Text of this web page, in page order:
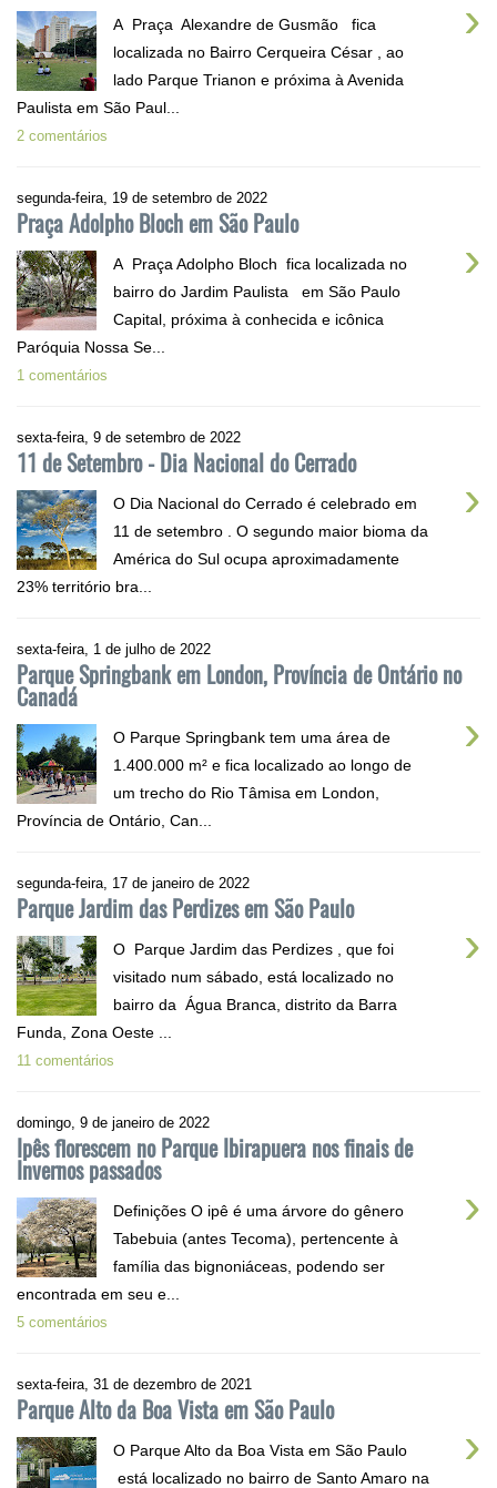
›
A Praça Alexandre de Gusmão fica
localizada no Bairro Cerqueira César , ao
lado Parque Trianon e próxima à Avenida
Paulista em São Paul...
2 comentários
segunda-feira, 19 de setembro de 2022
Praça Adolpho Bloch em São Paulo
›
A Praça Adolpho Bloch fica localizada no
bairro do Jardim Paulista em São Paulo
Capital, próxima à conhecida e icônica
Paróquia Nossa Se...
1 comentários
sexta-feira, 9 de setembro de 2022
11 de Setembro - Dia Nacional do Cerrado
›
O Dia Nacional do Cerrado é celebrado em
11 de setembro . O segundo maior bioma da
América do Sul ocupa aproximadamente
23% território bra...
sexta-feira, 1 de julho de 2022
Parque Springbank em London, Província de Ontário no
Canadá
›
O Parque Springbank tem uma área de
1.400.000 m² e fica localizado ao longo de
um trecho do Rio Tâmisa em London,
Província de Ontário, Can...
segunda-feira, 17 de janeiro de 2022
Parque Jardim das Perdizes em São Paulo
›
O Parque Jardim das Perdizes , que foi
visitado num sábado, está localizado no
bairro da Água Branca, distrito da Barra
Funda, Zona Oeste ...
11 comentários
domingo, 9 de janeiro de 2022
Ipês florescem no Parque Ibirapuera nos finais de
Invernos passados
›
Definições O ipê é uma árvore do gênero
Tabebuia (antes Tecoma), pertencente à
família das bignoniáceas, podendo ser
encontrada em seu e...
5 comentários
sexta-feira, 31 de dezembro de 2021
Parque Alto da Boa Vista em São Paulo
›
O Parque Alto da Boa Vista em São Paulo
está localizado no bairro de Santo Amaro na